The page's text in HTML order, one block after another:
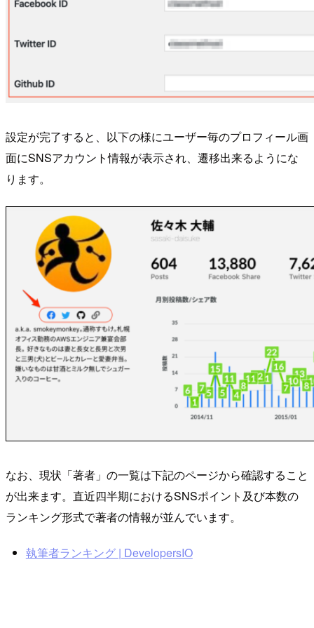
設定が完了すると、以下の様にユーザー毎のプロフィール画
面にSNSアカウント情報が表示され、遷移出来るようにな
ります。
なお、現状「著者」の一覧は下記のページから確認すること
が出来ます。直近四半期におけるSNSポイント及び本数の
ランキング形式で著者の情報が並んでいます。
執筆者ランキング | DevelopersIO